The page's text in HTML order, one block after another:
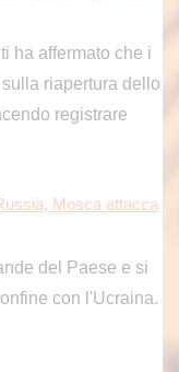
ha affermato che i
riapertura dello
registrare
Mosca attacca
del Paese e si
con l'Ucraina.